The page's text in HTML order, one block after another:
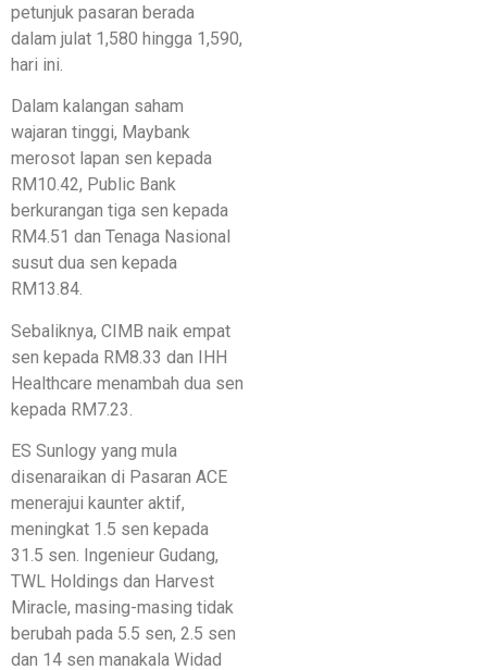
petunjuk pasaran berada
dalam julat 1,580 hingga 1,590,
hari ini.
Dalam kalangan saham
wajaran tinggi, Maybank
merosot lapan sen kepada
RM10.42, Public Bank
berkurangan tiga sen kepada
RM4.51 dan Tenaga Nasional
susut dua sen kepada
RM13.84.
Sebaliknya, CIMB naik empat
sen kepada RM8.33 dan IHH
Healthcare menambah dua sen
kepada RM7.23.
ES Sunlogy yang mula
disenaraikan di Pasaran ACE
menerajui kaunter aktif,
meningkat 1.5 sen kepada
31.5 sen. Ingenieur Gudang,
TWL Holdings dan Harvest
Miracle, masing-masing tidak
berubah pada 5.5 sen, 2.5 sen
dan 14 sen manakala Widad